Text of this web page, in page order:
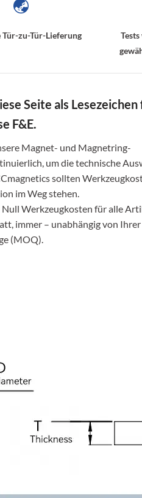
zu-Tür-Lieferung
Seite als Lesezeichen
F&E.
Magnet- und Magnetring-
um die technische
sollten
im Weg stehen.
Null Werkzeugkosten für alle
immer – unabhängig von Ihrer
(MOQ).